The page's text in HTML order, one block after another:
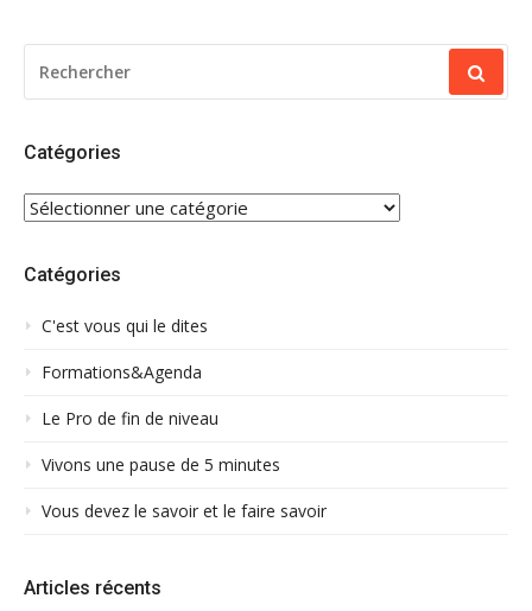
POUR
:
Catégories
CATÉGORIES
Catégories
C'est vous qui le dites
Formations&Agenda
Le Pro de fin de niveau
Vivons une pause de 5 minutes
Vous devez le savoir et le faire savoir
Articles récents